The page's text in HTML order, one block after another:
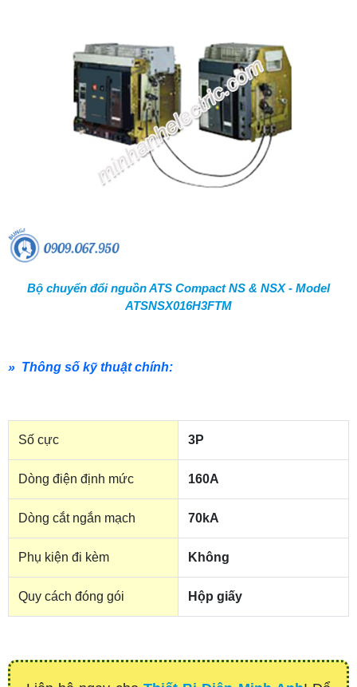
Bộ chuyển đổi nguồn ATS Compact NS & NSX - Model
ATSNSX016H3FTM
» Thông số kỹ thuật chính:
Số cực 3P
Dòng điện định mức 160A
Dòng cắt ngắn mạch 70kA
Phụ kiện đi kèm Không
Quy cách đóng gói Hộp giấy